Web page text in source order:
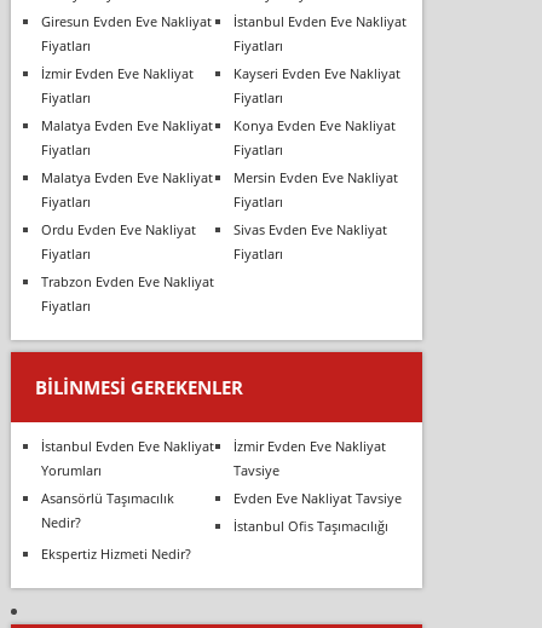
Giresun Evden Eve Nakliyat
Fiyatları
İstanbul Evden Eve Nakliyat
Fiyatları
İzmir Evden Eve Nakliyat
Fiyatları
Kayseri Evden Eve Nakliyat
Fiyatları
Malatya Evden Eve Nakliyat
Fiyatları
Konya Evden Eve Nakliyat
Fiyatları
Malatya Evden Eve Nakliyat
Fiyatları
Mersin Evden Eve Nakliyat
Fiyatları
Ordu Evden Eve Nakliyat
Fiyatları
Sivas Evden Eve Nakliyat
Fiyatları
Trabzon Evden Eve Nakliyat
Fiyatları
BILINMESI GEREKENLER
İstanbul Evden Eve Nakliyat
Yorumları
İzmir Evden Eve Nakliyat
Tavsiye
Asansörlü Taşımacılık
Nedir?
Evden Eve Nakliyat Tavsiye
İstanbul Ofis Taşımacılığı
Ekspertiz Hizmeti Nedir?